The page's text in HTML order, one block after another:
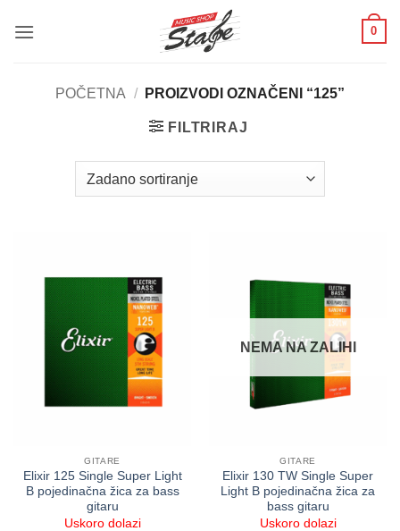
0
POČETNA / PROIZVODI OZNAČENI “125”
FILTRIRAJ
GITARE
Elixir 125 Single Super Light
B pojedinačna žica za bass
gitaru
Uskoro dolazi
NEMA NA ZALIHI
GITARE
Elixir 130 TW Single Super
Light B pojedinačna žica za
bass gitaru
Uskoro dolazi